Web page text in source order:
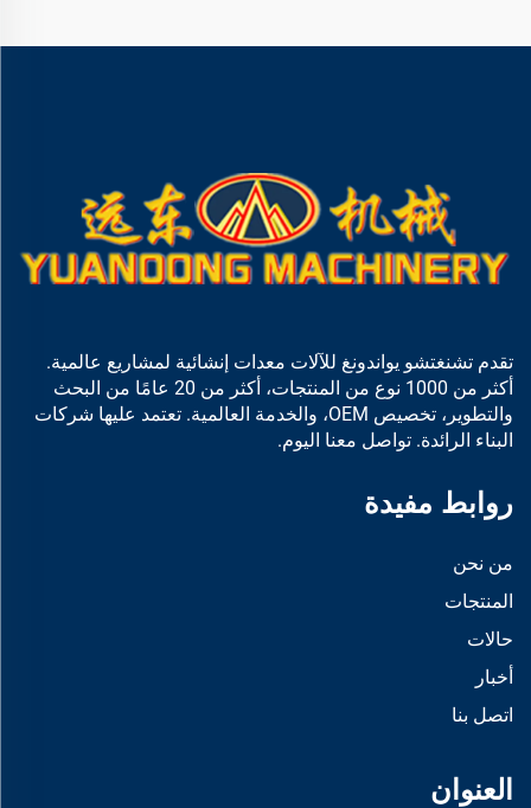
تقدم تشنغتشو يواندونغ للآلات معدات إنشائية لمشاريع عالمية.
أكثر من 1000 نوع من المنتجات، أكثر من 20 عامًا من البحث
والتطوير، تخصيص OEM، والخدمة العالمية. تعتمد عليها شركات
البناء الرائدة. تواصل معنا اليوم.
روابط مفيدة
من نحن
المنتجات
حالات
أخبار
اتصل بنا
العنوان